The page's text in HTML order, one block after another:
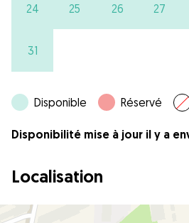
24 25 26 27
31
Disponible Réservé
Disponibilité mise à jour il y a
Localisation